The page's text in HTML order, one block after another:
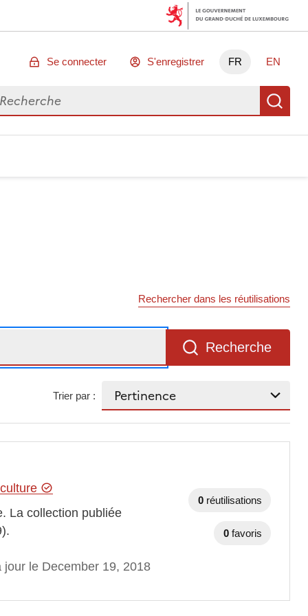
Se connecter S'enregistrer FR EN
des données
Rechercher dans les réutilisations
Recherche
Trier par :
La collection publiée
jour le December 19, 2018
0 réutilisations
0 favoris